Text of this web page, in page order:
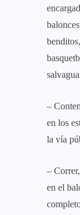
–
en los
la vía
–
en el